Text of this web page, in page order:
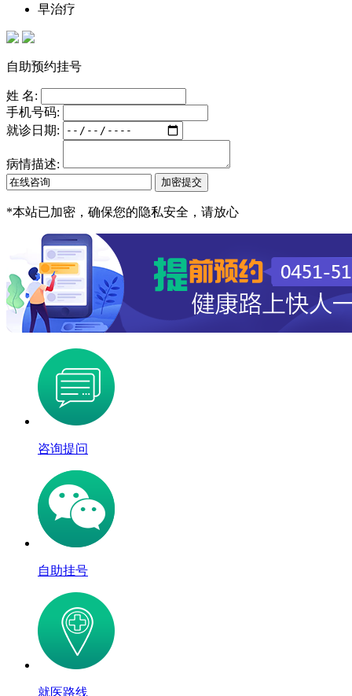
早治疗
自助预约挂号
姓 名:
手机号码:
就诊日期:
病情描述:
*本站已加密，确保您的隐私安全，请放心
咨询提问
自助挂号
就医路线